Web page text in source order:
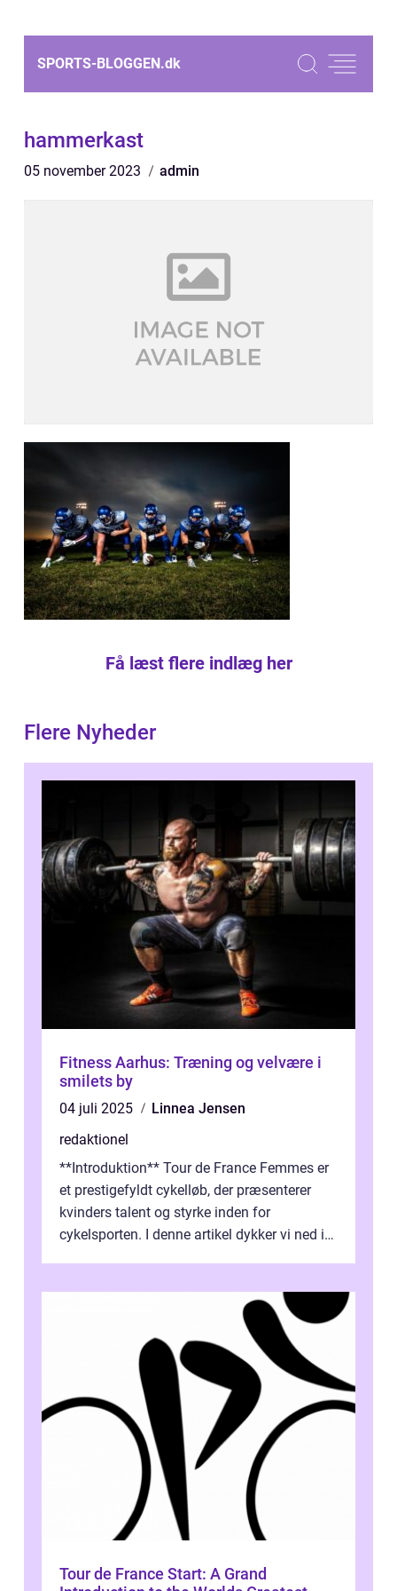
SPORTS-BLOGGEN.dk
hammerkast
05 november 2023 admin
Få læst flere indlæg her
Flere Nyheder
Fitness Aarhus: Træning og velvære i
smilets by
04 juli 2025
Linnea Jensen
redaktionel
**Introduktion** Tour de France Femmes er
et prestigefyldt cykelløb, der præsenterer
kvinders talent og styrke inden for
cykelsporten. I denne artikel dykker vi ned i
Tour de France Start: A Grand